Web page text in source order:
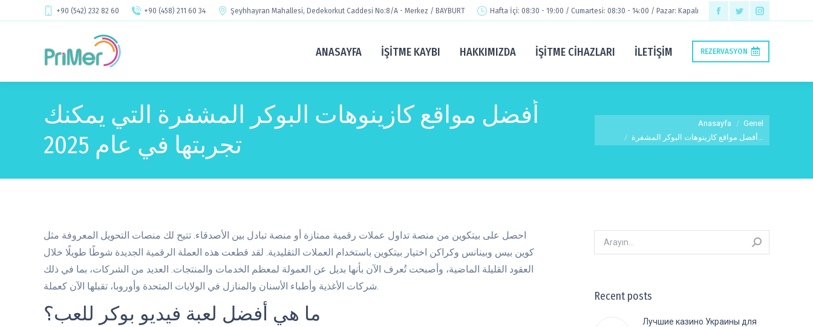
+90 (542) 232 82 60 +90 (458) 211 60 34 Şeyhhayran Mahallesi, Dedekorkut Caddesi No:8/A - Merkez / BAYBURT Hafta İçi: 08:30 - 19:00 / Cumartesi: 08:30 - 14:00 / Pazar: Kapalı
Facebook
page
opens
window
Twitter
page
opens
window
Instagram
page
opens
window
ANASAYFA İŞITME KAYBI HAKKIMIZDA İŞİTME CİHAZLARI İLETIŞIM REZERVASYON
أفضل مواقع كازينوهات البوكر المشفرة التي يمكنك
تجربتها في عام 2025
You are here:
Anasayfa
Genel
أفضل مواقع كازينوهات البوكر المشفرة…
احصل على بيتكوين من منصة تداول عملات رقمية ممتازة أو منصة تبادل بين الأصدقاء. تتيح لك منصات التحويل المعروفة مثل
كوين بيس وبينانس وكراكن اختيار بيتكوين باستخدام العملات التقليدية. لقد قطعت هذه العملة الرقمية الجديدة شوطًا طويلًا خلال
العقود القليلة الماضية، وأصبحت تُعرف الآن بأنها بديل عن العمولة لمعظم الخدمات والمنتجات. العديد من الشركات، بما في ذلك
شركات الأغذية وأطباء الأسنان والمنازل في الولايات المتحدة وأوروبا، تقبلها الآن كعملة.
ما هي أفضل لعبة فيديو بوكر للعب؟
Arayın:
Recent posts
Лучшие казино Украины для